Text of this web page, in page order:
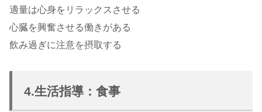
適量は心身をリラックスさせる
心臓を興奮させる働きがある
飲み過ぎに注意を摂取する
4.生活指導：食事